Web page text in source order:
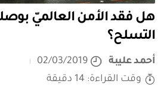
هل فقد الأمن العالميّ
التسلح؟
أحمد عليبة
02/03/2019
وقت القراءة: 14 دقيقة